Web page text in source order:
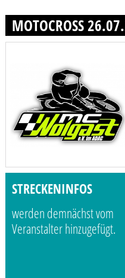
MOTOCROSS
STRECKENINFOS
werden demnächst vom
Veranstalter hinzugefügt.